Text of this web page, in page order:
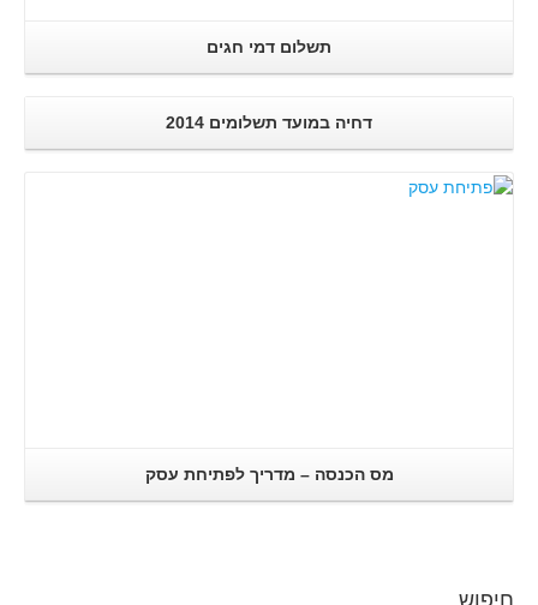
תשלום דמי חגים
דחיה במועד תשלומים 2014
מס הכנסה – מדריך לפתיחת עסק
חיפוש